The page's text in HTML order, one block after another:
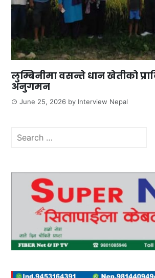
लुम्बिनीमा वसन्ते धान खेतीको
अनुगमन
June 25, 2026 by Interview Nepal
Search